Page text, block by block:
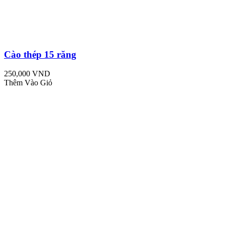
Cào thép 15 răng
250,000 VND
Thêm Vào Giỏ